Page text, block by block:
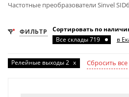
Частотные преобразователи Sinvel
ФИЛЬТР
Сортировать по
Все склады 719
в
Релейные выходы 2 x Сбросить все